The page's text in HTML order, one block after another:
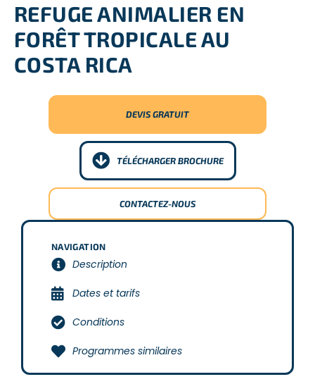
REFUGE ANIMALIER EN
FORÊT TROPICALE AU
COSTA RICA
DEVIS GRATUIT
TÉLÉCHARGER BROCHURE
CONTACTEZ-NOUS
NAVIGATION
Description
Dates et tarifs
Conditions
Programmes similaires